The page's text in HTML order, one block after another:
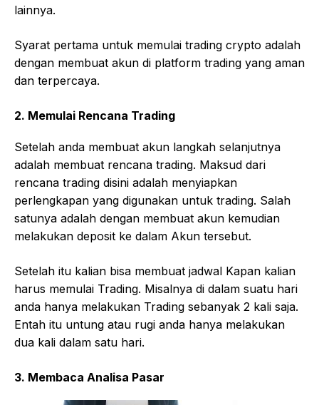
lainnya.
Syarat pertama untuk memulai trading crypto adalah
dengan membuat akun di platform trading yang aman
dan terpercaya.
2. Memulai Rencana Trading
Setelah anda membuat akun langkah selanjutnya
adalah membuat rencana trading. Maksud dari
rencana trading disini adalah menyiapkan
perlengkapan yang digunakan untuk trading. Salah
satunya adalah dengan membuat akun kemudian
melakukan deposit ke dalam Akun tersebut.
Setelah itu kalian bisa membuat jadwal Kapan kalian
harus memulai Trading. Misalnya di dalam suatu hari
anda hanya melakukan Trading sebanyak 2 kali saja.
Entah itu untung atau rugi anda hanya melakukan
dua kali dalam satu hari.
3. Membaca Analisa Pasar